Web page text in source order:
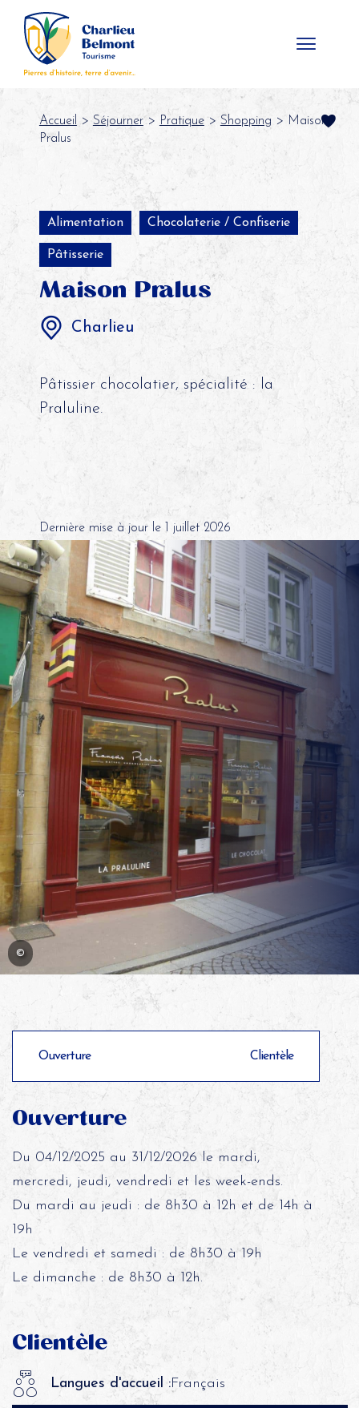
Accueil > Séjourner> Pratique> Shopping > Maison
Pralus
Alimentation Chocolaterie / Confiserie
Pâtisserie
Maison Pralus
Charlieu
Pâtissier chocolatier, spécialité : la
Praluline.
Dernière mise à jour le 1 juillet 2026
©
Ouverture Clientèle
Ouverture
Du 04/12/2025 au 31/12/2026 le mardi,
mercredi, jeudi, vendredi et les week-ends.
Du mardi au jeudi : de 8h30 à 12h et de 14h à
19h
Le vendredi et samedi : de 8h30 à 19h
Le dimanche : de 8h30 à 12h.
Clientèle
Langues d'accueil :Français
Panneau de gestion des cookies